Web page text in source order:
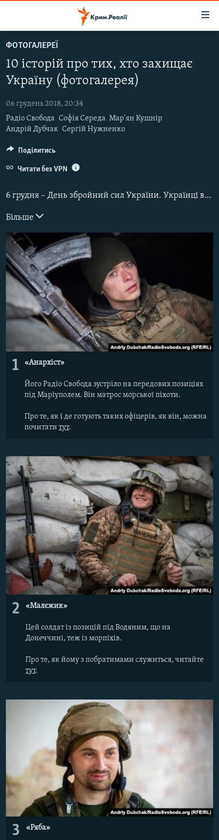
до
основного
матеріалу
Перейти
до
навігації
до
ВОДА.КРИМ
ВІДЕО ТА ФОТО
ПОЛІТИКА
БЛОГИ
СПЕЦПРОЕКТИ
СВІДЧЕННЯ ОКУПАЦІЇ
УКРАЇНСЬКА ПРОБЛЕМА КРИМУ
ІНФОГРАФІКА
Русский
Qırımtatar
ДОЛУЧАЙСЯ!
Усі сайти RFE/RL
ФОТОГАЛЕРЕЇ
10 історій про тих, хто захищає
Україну (фотогалерея)
06 грудень 2018, 20:34
Радіо Свобода Софія Середа Мар'ян Кушнір
Андрій Дубчак Сергій Нужненко
6 грудня – День збройний сил України. Українці відзначають, що за останні чотири роки армія стала сильнішою, витривалішою, більш професійною і такою, що готова дати достойну відсіч ворогу.
Більше
1 «Анархіст»
Його Радіо Свобода зустріло на передових позиціях
під Маріуполем. Він матрос морської піхоти.
Про те, як і де готують таких офіцерів, як він, можна
почитати тут.
2 «Малєжик»
Цей солдат із позицій під Водяним, що на
Донеччині, теж із морпіхів.
Про те, як йому з побратимами служиться, читайте
тут.
3 ​«Ряба»
Поділитись
Читати без VPN